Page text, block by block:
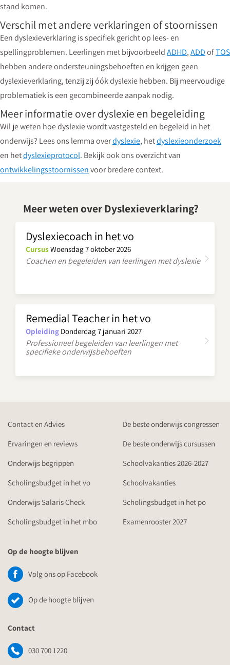
stand komen.
Verschil met andere verklaringen of stoornissen
Een dyslexieverklaring is specifiek gericht op lees- en
spellingproblemen. Leerlingen met bijvoorbeeldADHD,ADDofTOS
hebben andere ondersteuningsbehoeften en krijgen geen
dyslexieverklaring, tenzij zij óók dyslexie hebben. Bij meervoudige
problematiek is een gecombineerde aanpak nodig.
Meer informatie over dyslexie en begeleiding
Wil je weten hoe dyslexie wordt vastgesteld en begeleid in het
onderwijs? Lees ons lemma overdyslexie, hetdyslexieonderzoek
en hetdyslexieprotocol. Bekijk ook ons overzicht van
ontwikkelingsstoornissenvoor bredere context.
Meer weten over Dyslexieverklaring?
Dyslexiecoach in het vo
CursusWoensdag 7 oktober 2026
Coachen en begeleiden van leerlingen met dyslexie
Remedial Teacher in het vo
Opleiding Donderdag 7 januari 2027
Professioneel begeleiden van leerlingen met
specifieke onderwijsbehoeften
Contact en Advies
De beste onderwijs congressen
Ervaringen en reviews
De beste onderwijs cursussen
Onderwijs begrippen
Schoolvakanties 2026-2027
Scholingsbudget in het vo
Schoolvakanties
Onderwijs Salaris Check
Scholingsbudget in het po
Scholingsbudget in het mbo
Examenrooster 2027
Op de hoogte blijven
Volg ons op Facebook
Op de hoogte blijven
Contact
030 700 1220